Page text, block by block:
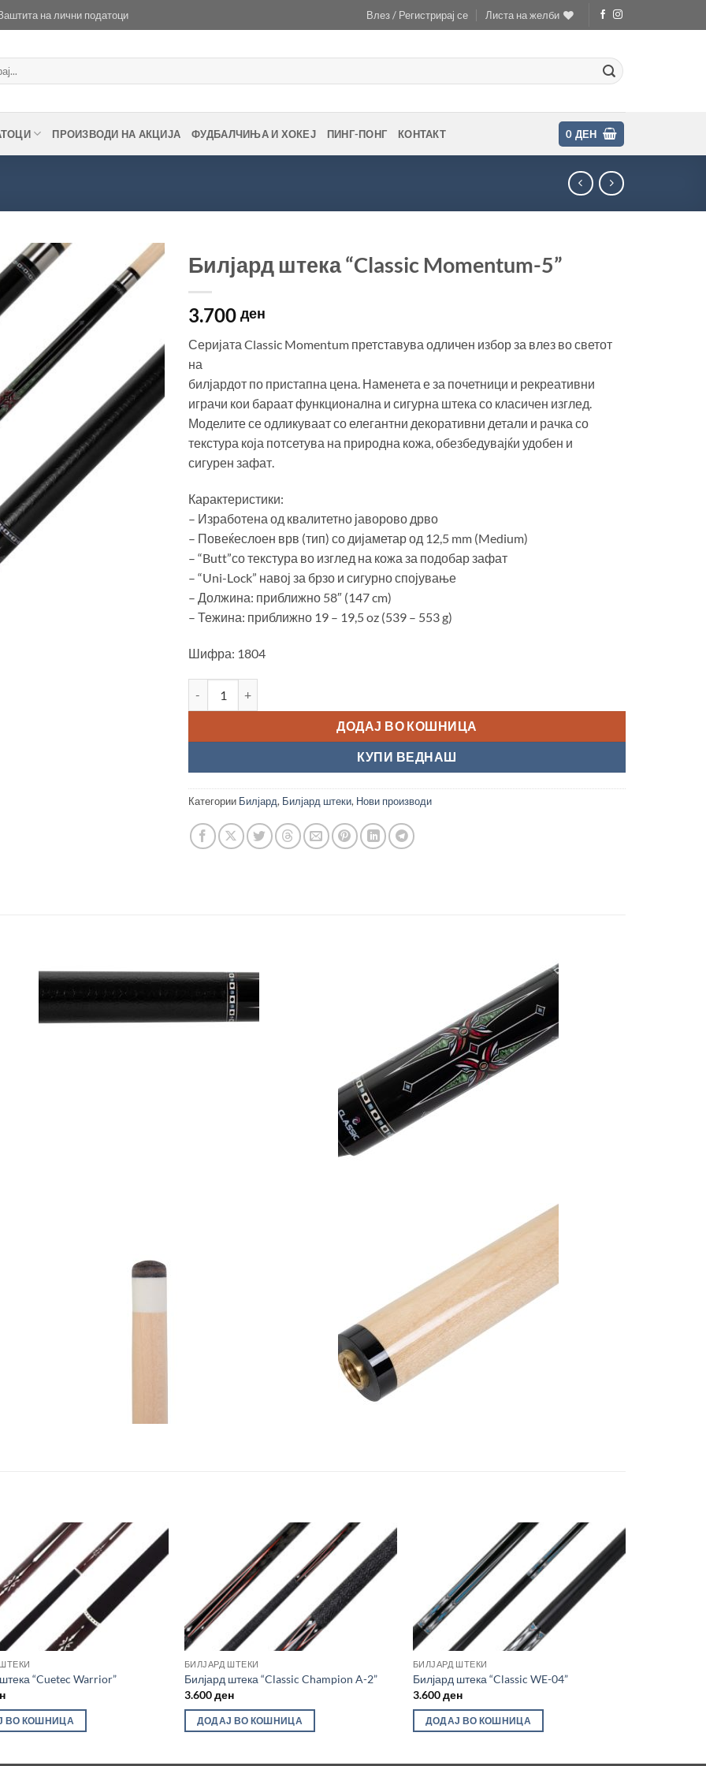
на лични податоци Влез / Регистрирај се Листа на желби
ПРОИЗВОДИ НА АКЦИЈА ФУДБАЛЧИЊА И ХОКЕЈ ПИНГ-ПОНГ КОНТАКТ 0 ДЕН
Во
желботека
Билјард штека “Classic Momentum-5”
3.700 ден
Серијата Classic Momentum претставува одличен избор за влез во светот
на
билјардот по пристапна цена. Наменета е за почетници и рекреативни
играчи кои бараат функционална и сигурна штека со класичен изглед.
Моделите се одликуваат со елегантни декоративни детали и рачка со
текстура која потсетува на природна кожа, обезбедувајќи удобен и
сигурен зафат.
Карактеристики:
– Изработена од квалитетно јаворово дрво
– Повеќеслоен врв (тип) со дијаметар од 12,5 mm (Medium)
– “Butt”со текстура во изглед на кожа за подобар зафат
– “Uni-Lock” навој за брзо и сигурно спојување
– Должина: приближно 58″ (147 cm)
– Тежина: приближно 19 – 19,5 oz (539 – 553 g)
Шифра: 1804
ДОДАЈ ВО КОШНИЦА
КУПИ ВЕДНАШ
Категории Билјард, Билјард штеки, Нови производи
Во
желботека
“Cuetec Warrior”
ВО КОШНИЦА
Во
желботека
БИЛЈАРД ШТЕКИ
Билјард штека “Classic Champion A-2”
3.600ден
ДОДАЈ ВО КОШНИЦА
Во
желботека
БИЛЈАРД ШТЕКИ
Билјард штека “Classic WE-04”
3.600ден
ДОДАЈ ВО КОШНИЦА